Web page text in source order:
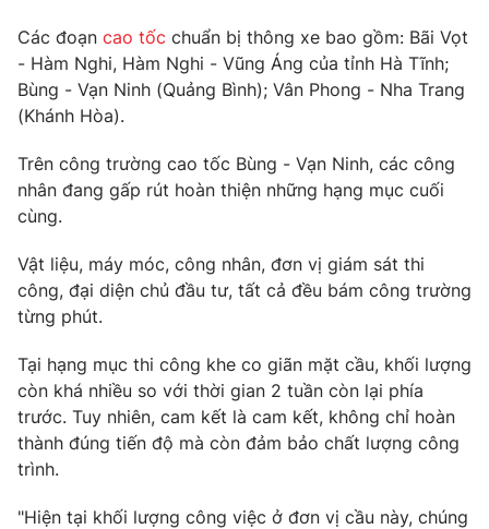
Thế giới đó đây
Câu chuyện quốc tế
Kinh tế
Tài chính
Thị trường
Góc doanh nghiệp
Dữ liệu và đời sống
Truyền hình
Phim VTV
Hậu trường
Nhân vật
Giải sao mai
Giải trí
Điện ảnh
Âm nhạc
Sao
Đời sống
Làm đẹp
Chất lượng cuộc sống
Giáo dục
Tuyển sinh
Học trực tuyến
Công nghệ
Hitech Công nghệ tương lai
Sản phẩm
Các đoạn cao tốc chuẩn bị thông xe bao gồm: Bãi Vọt
- Hàm Nghi, Hàm Nghi - Vũng Áng của tỉnh Hà Tĩnh;
Bùng - Vạn Ninh (Quảng Bình); Vân Phong - Nha Trang
(Khánh Hòa).
Trên công trường cao tốc Bùng - Vạn Ninh, các công
nhân đang gấp rút hoàn thiện những hạng mục cuối
cùng.
Vật liệu, máy móc, công nhân, đơn vị giám sát thi
công, đại diện chủ đầu tư, tất cả đều bám công trường
từng phút.
Tại hạng mục thi công khe co giãn mặt cầu, khối lượng
còn khá nhiều so với thời gian 2 tuần còn lại phía
trước. Tuy nhiên, cam kết là cam kết, không chỉ hoàn
thành đúng tiến độ mà còn đảm bảo chất lượng công
trình.
"Hiện tại khối lượng công việc ở đơn vị cầu này, chúng